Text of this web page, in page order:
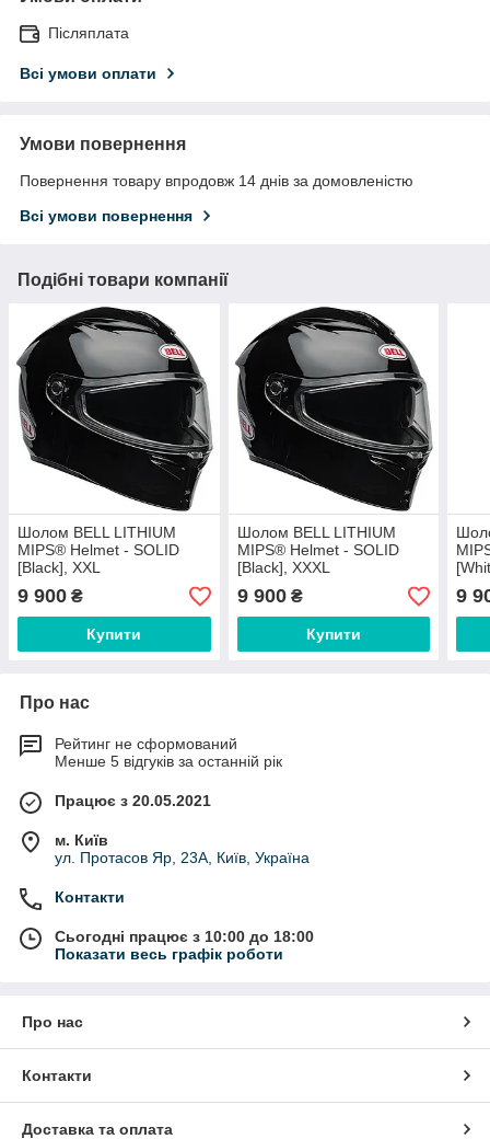
Післяплата
Всі умови оплати
Умови повернення
Повернення товару впродовж 14 днів за домовленістю
Всі умови повернення
Подібні товари компанії
Шолом BELL LITHIUM
MIPS® Helmet - SOLID
[Black], XXL
9 900 ₴
Купити
Шолом BELL LITHIUM
MIPS® Helmet - SOLID
[Black], XXXL
9 900₴
Купити
9
Про нас
Рейтинг не сформований
Менше 5 відгуків за останній рік
Працює з 20.05.2021
м. Київ
ул. Протасов Яр, 23А, Київ, Україна
Контакти
Сьогодні працює з 10:00 до 18:00
Показати весь графік роботи
Про нас
Контакти
Доставка та оплата